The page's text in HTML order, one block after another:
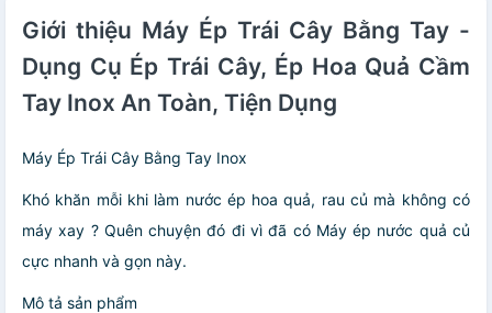
Giới thiệu Máy Ép Trái Cây Bằng Tay -
Dụng Cụ Ép Trái Cây, Ép Hoa Quả Cầm
Tay Inox An Toàn, Tiện Dụng
Máy Ép Trái Cây Bằng Tay Inox
Khó khăn mỗi khi làm nước ép hoa quả, rau củ mà không có
máy xay ? Quên chuyện đó đi vì đã có Máy ép nước quả củ
cực nhanh và gọn này.
Mô tả sản phẩm